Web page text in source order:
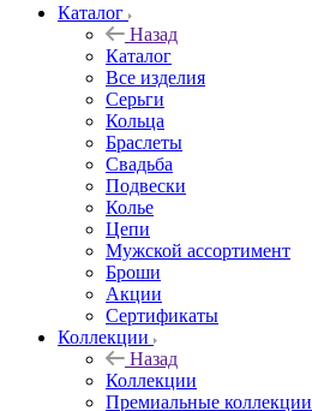
Каталог
Назад
Каталог
Все изделия
Серьги
Кольца
Браслеты
Свадьба
Подвески
Колье
Цепи
Мужской ассортимент
Броши
Акции
Сертификаты
Коллекции
Назад
Коллекции
Премиальные коллекции